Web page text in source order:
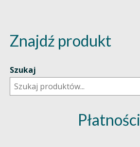
Znajdź produkt
Szukaj
Płatności